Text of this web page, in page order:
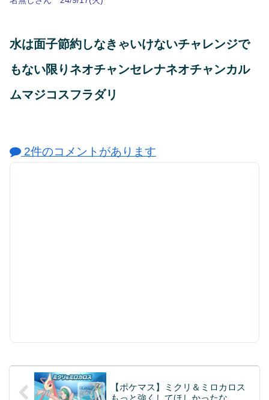
水は面子節約しなきゃいけないチャレンジで
もない限りネオチャンセレナネオチャンカル
ムマジコスフラダリ
2件のコメントがあります
【ポケマス】ミクリ＆ミロカロス